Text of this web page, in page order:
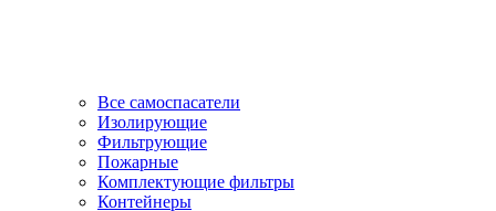
Все самоспасатели
Изолирующие
Фильтрующие
Пожарные
Комплектующие фильтры
Контейнеры